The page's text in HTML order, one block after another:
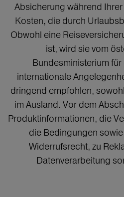
Absicherung während
Kosten, die durch
Obwohl eine
ist, wird sie vom
Bundesministerium
internationale
dringend empfohlen,
im Ausland. Vor dem
Produktinformationen, die
die Bedingungen
Widerrufsrecht, zu
Datenverarbeitung